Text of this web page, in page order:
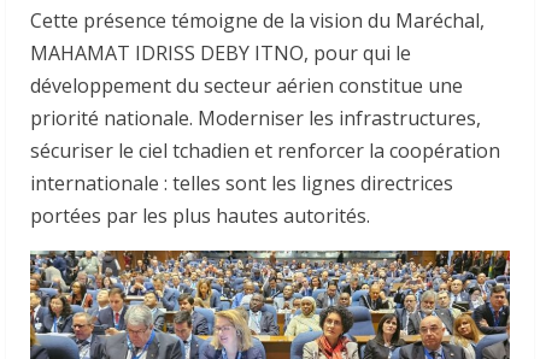
Cette présence témoigne de la vision du Maréchal,
MAHAMAT IDRISS DEBY ITNO, pour qui le
développement du secteur aérien constitue une
priorité nationale. Moderniser les infrastructures,
sécuriser le ciel tchadien et renforcer la coopération
internationale : telles sont les lignes directrices
portées par les plus hautes autorités.